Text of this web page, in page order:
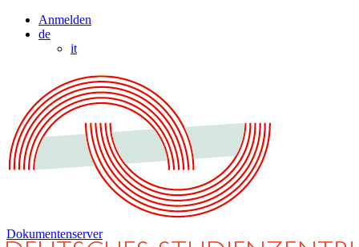
Anmelden
de
it
Dokumentenserver